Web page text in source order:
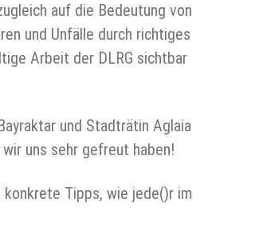
auf die Bedeutung von
und Unfälle durch richtiges
Arbeit der DLRG sichtbar
und Stadträtin Aglaia
uns sehr gefreut haben!
Tipps, wie jede()r im